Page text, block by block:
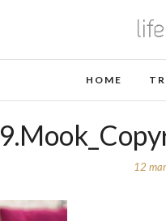
HOME
12